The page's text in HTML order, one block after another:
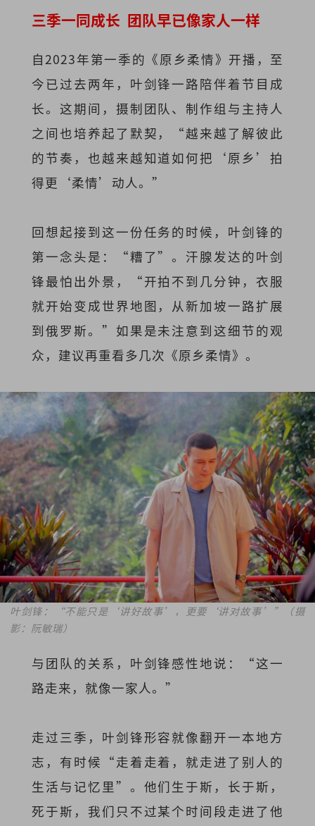
三季一同成长 团队早已像家人一样
自2023年第一季的《原乡柔情》开播，至
今已过去两年，叶剑锋一路陪伴着节目成
长。这期间，摄制团队、制作组与主持人
之间也培养起了默契，“越来越了解彼此
的节奏，也越来越知道如何把‘原乡’拍
得更‘柔情’动人。”
回想起接到这一份任务的时候，叶剑锋的
第一念头是：“糟了”。汗腺发达的叶剑
锋最怕出外景，“开拍不到几分钟，衣服
就开始变成世界地图，从新加坡一路扩展
到俄罗斯。”如果是未注意到这细节的观
众，建议再重看多几次《原乡柔情》。
叶剑锋：“不能只是‘讲好故事’，更要‘讲对故事’
”（摄
影：阮敏瑞）
与团队的关系，叶剑锋感性地说：“这一
路走来，就像一家人。”
走过三季，叶剑锋形容就像翻开一本地方
志，有时候“走着走着，就走进了别人的
生活与记忆里”。他们生于斯，长于斯，
死于斯， 我们只不过某个时间段走进了他